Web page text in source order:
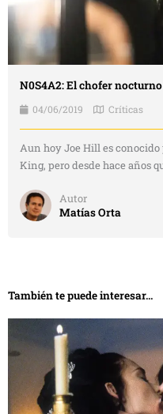
N0S4A2: El chofer nocturno
04/06/2019 Críticas
Aun hoy Joe Hill es conocido
King, pero desde hace años
Autor
Matías Orta
También te puede interesar...